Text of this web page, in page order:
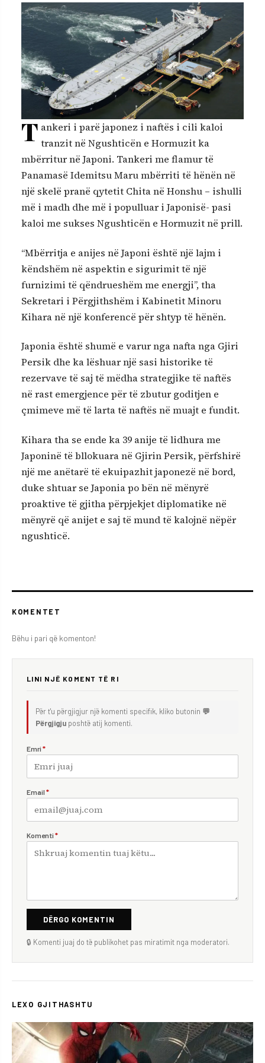
T ankeri i parë japonez i naftës i cili kaloi
tranzit në Ngushticën e Hormuzit ka
mbërritur në Japoni. Tankeri me flamur të
Panamasë Idemitsu Maru mbërriti të hënën në
një skelë pranë qytetit Chita në Honshu – ishulli
më i madh dhe më i populluar i Japonisë- pasi
kaloi me sukses Ngushticën e Hormuzit në prill.
“Mbërritja e anijes në Japoni është një lajm i
këndshëm në aspektin e sigurimit të një
furnizimi të qëndrueshëm me energji”, tha
Sekretari i Përgjithshëm i Kabinetit Minoru
Kihara në një konferencë për shtyp të hënën.
Japonia është shumë e varur nga nafta nga Gjiri
Persik dhe ka lëshuar një sasi historike të
rezervave të saj të mëdha strategjike të naftës
në rast emergjence për të zbutur goditjen e
çmimeve më të larta të naftës në muajt e fundit.
Kihara tha se ende ka 39 anije të lidhura me
Japoninë të bllokuara në Gjirin Persik, përfshirë
një me anëtarë të ekuipazhit japonezë në bord,
duke shtuar se Japonia po bën në mënyrë
proaktive të gjitha përpjekjet diplomatike në
mënyrë që anijet e saj të mund të kalojnë nëpër
ngushticë.
KOMENTET
Bëhu i pari që komenton!
LINI NJË KOMENT TË RI
Për t'u përgjigjur një komenti specifik, kliko butonin 💬
Përgjigju poshtë atij komenti.
Emri *
Email *
Komenti *
DËRGO KOMENTIN
🔒 Komenti juaj do të publikohet pas miratimit nga moderatori.
LEXO GJITHASHTU